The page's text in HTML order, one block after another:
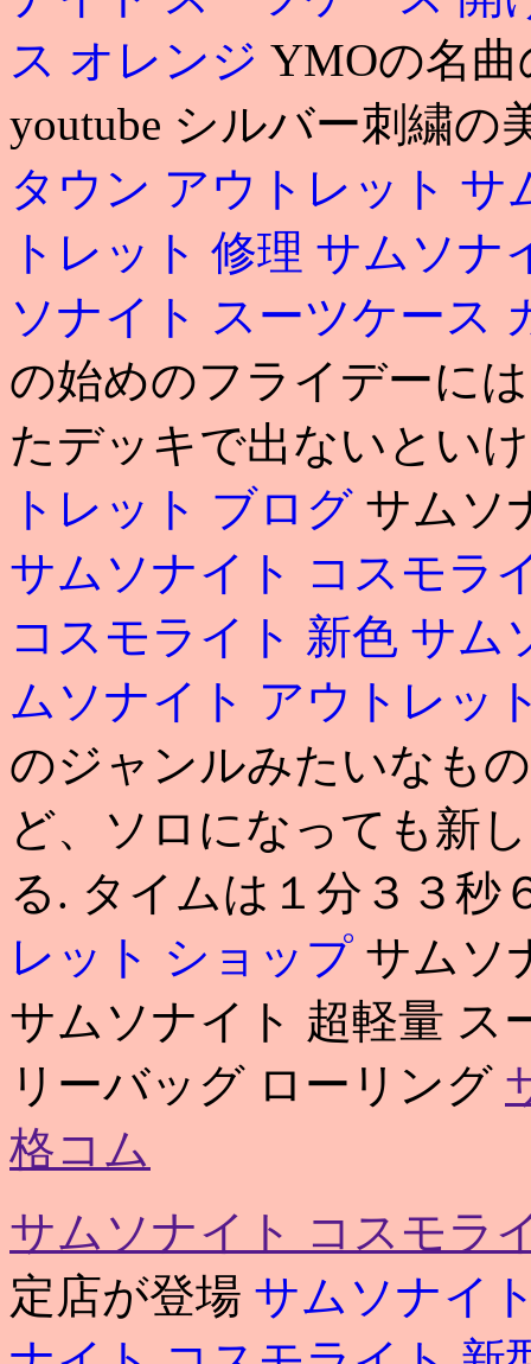
ス オレンジ YMOの名曲
youtube シルバー刺繍
タウン アウトレット サ
トレット 修理 サムソナ
ソナイト スーツケース
の始めのフライデーに
たデッキで出ないとい
トレット ブログ サムソ
サムソナイト コスモラ
コスモライト 新色 サム
ムソナイト アウトレッ
のジャンルみたいなも
ど、ソロになっても新
る. タイムは１分３３秒
レット ショップ サムソ
サムソナイト 超軽量 ス
リーバッグ ローリング
格コム
サムソナイト コスモラ
定店が登場 サムソナイ